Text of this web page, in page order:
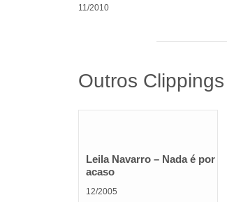
11/2010
Outros Clippings
Leila Navarro – Nada é por
acaso
12/2005